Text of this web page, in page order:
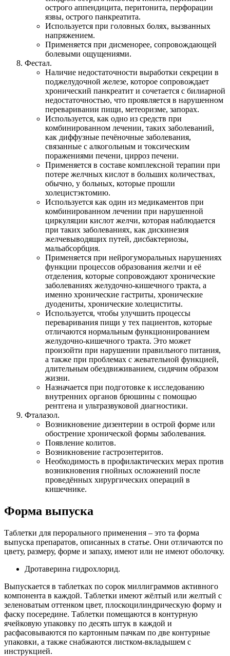
острого аппендицита, перитонита, перфорации
язвы, острого панкреатита.
Используется при головных болях, вызванных
напряжением.
Применяется при дисменорее, сопровождающей
болевыми ощущениями.
Фестал.
Наличие недостаточности выработки секреции в
поджелудочной железе, которое сопровождает
хронический панкреатит и сочетается с билиарной
недостаточностью, что проявляется в нарушенном
переваривании пищи, метеоризме, запорах.
Используется, как одно из средств при
комбинированном лечении, таких заболеваний,
как диффузные печёночные заболевания,
связанные с алкогольным и токсическим
поражениями печени, цирроз печени.
Применяется в составе комплексной терапии при
потере желчных кислот в больших количествах,
обычно, у больных, которые прошли
холецистэктомию.
Используется как один из медикаментов при
комбинированном лечении при нарушенной
циркуляции кислот желчи, которая наблюдается
при таких заболеваниях, как дискинезия
желчевыводящих путей, дисбактериозы,
мальабсорбция.
Применяется при нейрогуморальных нарушениях
функции процессов образования желчи и её
отделения, которые сопровождают хронические
заболеваниях желудочно-кишечного тракта, а
именно хронические гастриты, хронические
дуодениты, хронические холециститы.
Используется, чтобы улучшить процессы
переваривания пищи у тех пациентов, которые
отличаются нормальным функционированием
желудочно-кишечного тракта. Это может
произойти при нарушении правильного питания,
а также при проблемах с жевательной функцией,
длительным обездвиживанием, сидячим образом
жизни.
Назначается при подготовке к исследованию
внутренних органов брюшины с помощью
рентгена и ультразвуковой диагностики.
Фталазол.
Возникновение дизентерии в острой форме или
обострение хронической формы заболевания.
Появление колитов.
Возникновение гастроэнтеритов.
Необходимость в профилактических мерах против
возникновения гнойных осложнений после
проведённых хирургических операций в
кишечнике.
Форма выпуска
Таблетки для перорального применения – это та форма
выпуска препаратов, описанных в статье. Они отличаются по
цвету, размеру, форме и запаху, имеют или не имеют оболочку.
Дротаверина гидрохлорид.
Выпускается в таблетках по сорок миллиграммов активного
компонента в каждой. Таблетки имеют жёлтый или желтый с
зеленоватым оттенком цвет, плоскоцилиндрическую форму и
фаску посередине. Таблетки помещаются в контурную
ячейковую упаковку по десять штук в каждой и
расфасовываются по картонным пачкам по две контурные
упаковки, а также снабжаются листком-вкладышем с
инструкцией.